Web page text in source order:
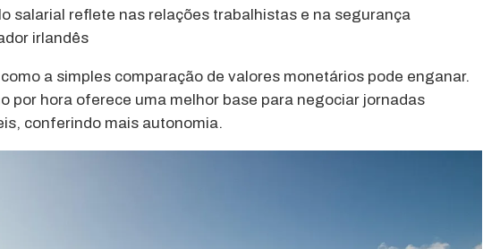
salarial reflete nas relações trabalhistas e na segurança
irlandês
a simples comparação de valores monetários pode enganar.
por hora oferece uma melhor base para negociar jornadas
conferindo mais autonomia.